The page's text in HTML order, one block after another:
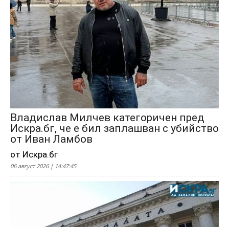
Владислав Милчев категоричен пред
Искра.бг, че е бил заплашван с убийство
от Иван Ламбов
от Искра.бг
06 август 2026 | 14:47:45